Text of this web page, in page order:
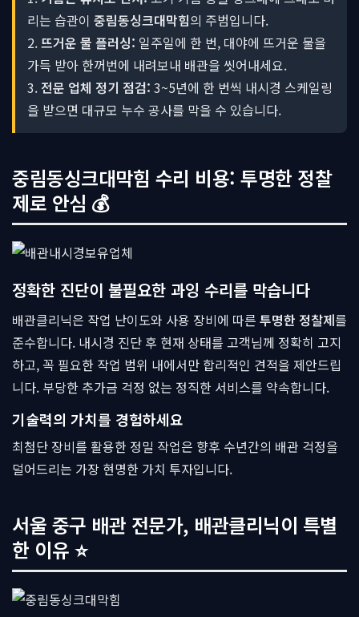
리는 습관이 중림동싱크대막힘의 주범입니다.
2.뜨거운 물 플러싱: 일주일에 한 번, 대야에 뜨거운 물을
가득 받아 한꺼번에 내려보내 배관을 씻어내세요.
3. 전문 업체 정기 점검: 3~5년에 한 번씩 내시경 스케일링
을 받으면 대규모 누수 공사를 막을 수 있습니다.
중림동싱크대막힘 수리 비용: 투명한 정찰
제로 안심 💰
정확한 진단이 불필요한 과잉 수리를 막습니다
배관클리닉은 작업 난이도와 사용 장비에 따른 투명한 정찰제를
준수합니다. 내시경 진단 후 현재 상태를 고객님께 정확히 고지
하고, 꼭 필요한 작업 범위 내에서만 합리적인 견적을 제안드립
니다. 부당한 추가금 걱정 없는 정직한 서비스를 약속합니다.
기술력의 가치를 경험하세요
최첨단 장비를 활용한 정밀 작업은 향후 수년간의 배관 걱정을
덜어드리는 가장 현명한 가치 투자입니다.
서울 중구 배관 전문가, 배관클리닉이 특별
한 이유 ⭐